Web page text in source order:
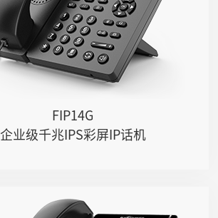
FIP14G
企业级千兆IPS彩屏IP话机
● 高清音质，支持Opus等宽频编码
● PoE供电，USB通话录音
FIP13G